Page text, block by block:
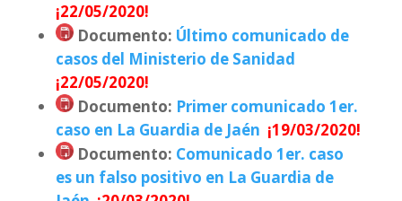
¡22/05/2020!
Documento: Último comunicado de
casos del Ministerio de Sanidad
¡22/05/2020!
Documento: Primer comunicado 1er.
caso en La Guardia de Jaén ¡19/03/2020!
Documento: Comunicado 1er. caso
es un falso positivo en La Guardia de